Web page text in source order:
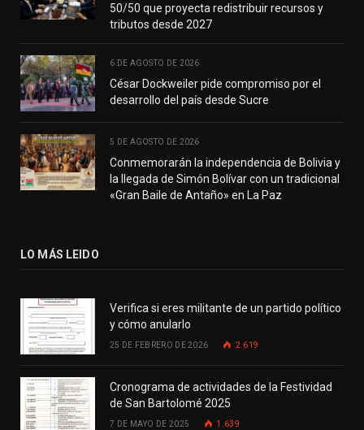
50/50 que proyecta redistribuir recursos y
tributos desde 2027
6 DE AGOSTO DE 2026
César Dockweiler pide compromiso por el
desarrollo del país desde Sucre
5 DE AGOSTO DE 2026
Conmemorarán la independencia de Bolivia y
la llegada de Simón Bolívar con un tradicional
«Gran Baile de Antaño» en La Paz
LO MÁS LEIDO
Verifica si eres militante de un partido político
y cómo anularlo
25 DE FEBRERO DE 2026 2.619
Cronograma de actividades de la Festividad
de San Bartolomé 2025
7 DE MAYO DE 2025 1.639